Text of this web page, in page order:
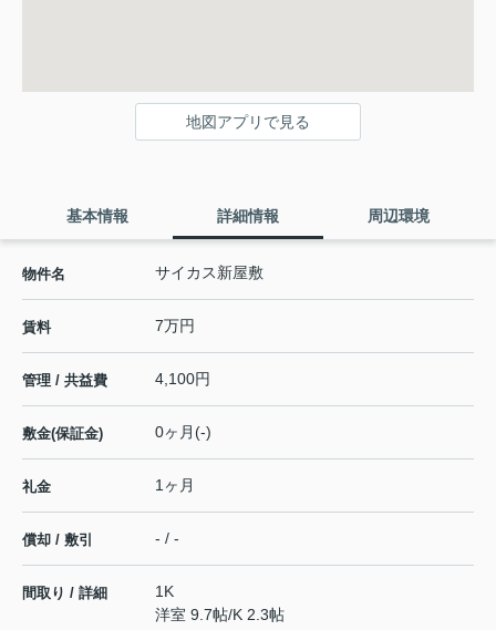
地図アプリで見る
基本情報 詳細情報 周辺環境
物件名 サイカス新屋敷
賃料 7万円
管理 / 共益費 4,100円
敷金(保証金) 0ヶ月(-)
礼金 1ヶ月
償却 / 敷引 - / -
間取り / 詳細
1K
洋室 9.7帖/K 2.3帖